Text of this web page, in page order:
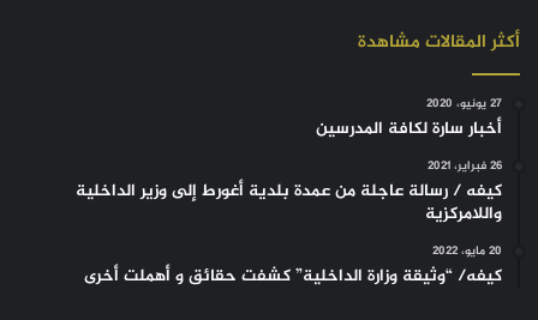
أكثر المقالات مشاهدة
27 يونيو، 2020
أخبار سارة لكافة المدرسين
26 فبراير، 2021
كيفه / رسالة عاجلة من عمدة بلدية أغورط إلى وزير الداخلية
واللامركزية
20 مايو، 2022
كيفه/ “وثيقة وزارة الداخلية” كشفت حقائق و أهملت أخرى